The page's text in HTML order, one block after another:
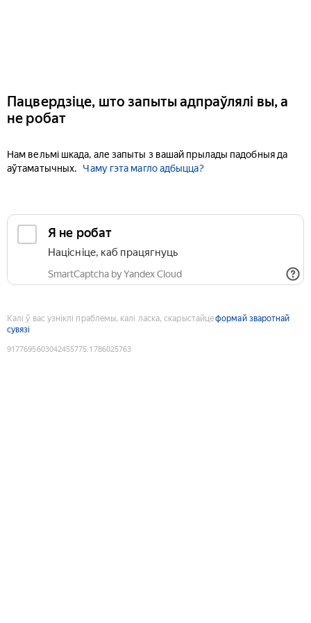
Пацвердзіце, што запыты адпраўлялі вы, а
не робат
Нам вельмі шкада, але запыты з вашай прылады падобныя да
аўтаматычных.
Чаму гэта магло адбыцца?
Я не робат
Націсніце, каб працягнуць
SmartCaptcha by Yandex Cloud
Калі ў вас узніклі праблемы, калі ласка, скарыстайцеформай зваротнай
сувязі
9177695603042455775:1786025763